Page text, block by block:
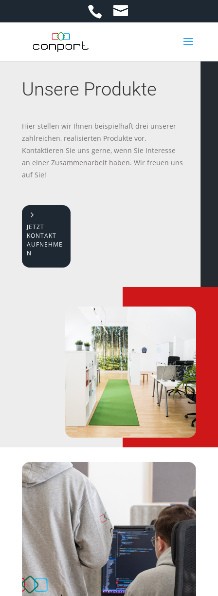
Unsere Produkte
Hier stellen wir Ihnen beispielhaft drei unserer
zahlreichen, realisierten Produkte vor.
Kontaktieren Sie uns gerne, wenn Sie Interesse
an einer Zusammenarbeit haben. Wir freuen uns
auf Sie!
5
JETZT
KONTAKT
AUFNEHME
N